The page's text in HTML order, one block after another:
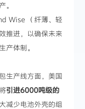
。
Wise （纤薄、轻
推进，以确保未来
产体制。
生产线方面，美国
引进6000吨级的
减少电池外壳的组